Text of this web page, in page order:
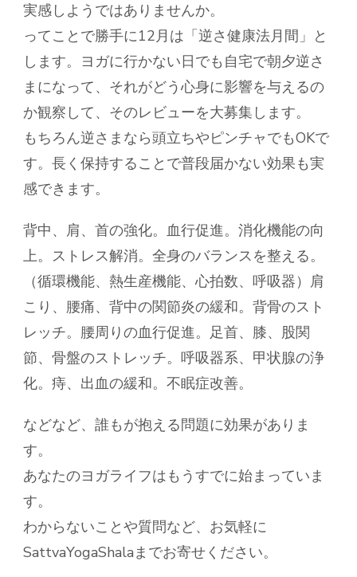
実感しようではありませんか。
ってことで勝手に12月は「逆さ健康法月間」と
します。ヨガに行かない日でも自宅で朝夕逆さ
まになって、それがどう心身に影響を与えるの
か観察して、そのレビューを大募集します。
もちろん逆さまなら頭立ちやピンチャでもOKで
す。長く保持することで普段届かない効果も実
感できます。
背中、肩、首の強化。血行促進。消化機能の向
上。ストレス解消。全身のバランスを整える。
（循環機能、熱生産機能、心拍数、呼吸器）肩
こり、腰痛、背中の関節炎の緩和。背骨のスト
レッチ。腰周りの血行促進。足首、膝、股関
節、骨盤のストレッチ。呼吸器系、甲状腺の浄
化。痔、出血の緩和。不眠症改善。
などなど、誰もが抱える問題に効果がありま
す。
あなたのヨガライフはもうすでに始まっていま
す。
わからないことや質問など、お気軽に
SattvaYogaShalaまでお寄せください。